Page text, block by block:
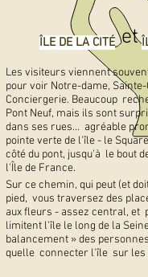
et
ÎLE DE LA CITÉ
Les visiteurs viennent
pour voir Notre-dame,
Conciergerie. Beaucoup
Pont Neuf, mais ils sont
dans ses rues... agréable
pointe verte de l'île - le
côté du pont, jusqu'à le bout
l'Île de France.
Sur ce chemin, qui peut (et
pied, vous traversez des
aux fleurs - assez central, et
limitent l'île le long de la
balancement » des
quelle connecter l'île sur les